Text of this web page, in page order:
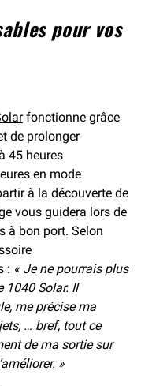
pour vos
fonctionne grâce
de prolonger
45 heures
en mode
à la découverte de
vous guidera lors de
à bon port. Selon
: « Je ne pourrais plus
1040 Solar. Il
me précise ma
… bref, tout ce
de ma sortie sur
»